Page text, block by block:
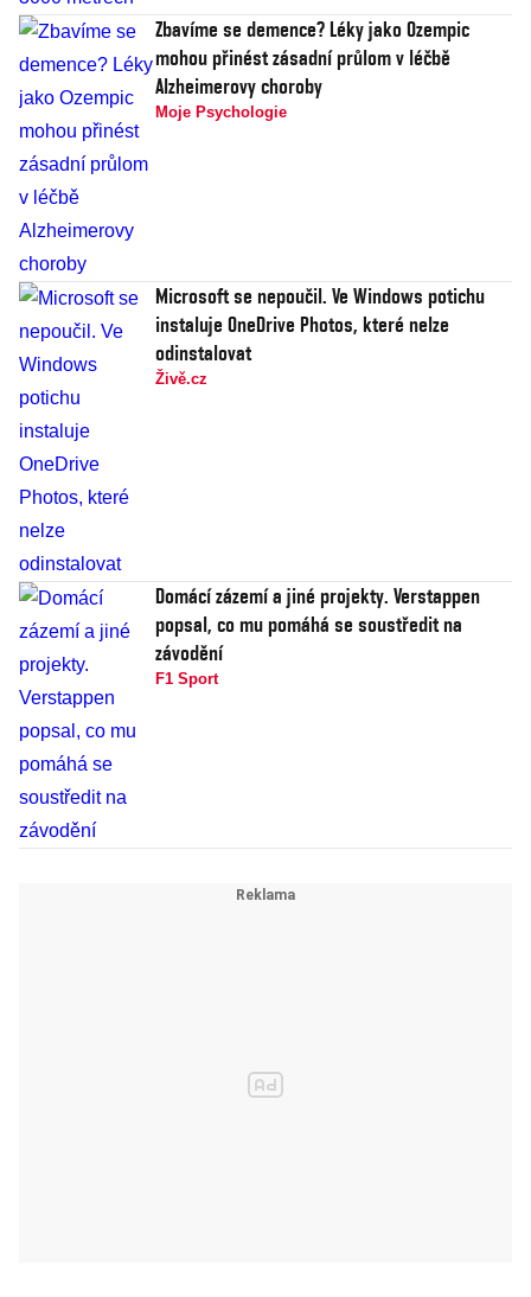
Zbavíme se demence? Léky jako Ozempic
mohou přinést zásadní průlom v léčbě
Alzheimerovy choroby
Moje Psychologie
Microsoft se nepoučil. Ve Windows potichu
instaluje OneDrive Photos, které nelze
odinstalovat
Živě.cz
Domácí zázemí a jiné projekty. Verstappen
popsal, co mu pomáhá se soustředit na
závodění
F1 Sport